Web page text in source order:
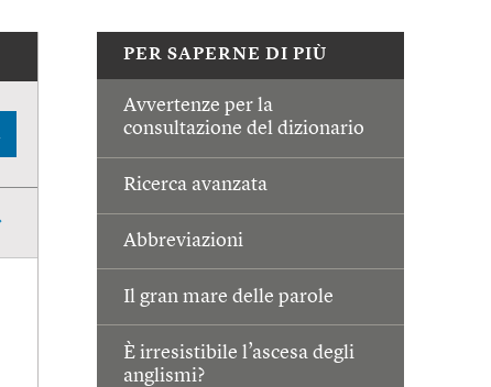
PER SAPERNE DI PIÙ
Avvertenze per la
consultazione del dizionario
Ricerca avanzata
Abbreviazioni
Il gran mare delle parole
È irresistibile l’ascesa degli
anglismi?